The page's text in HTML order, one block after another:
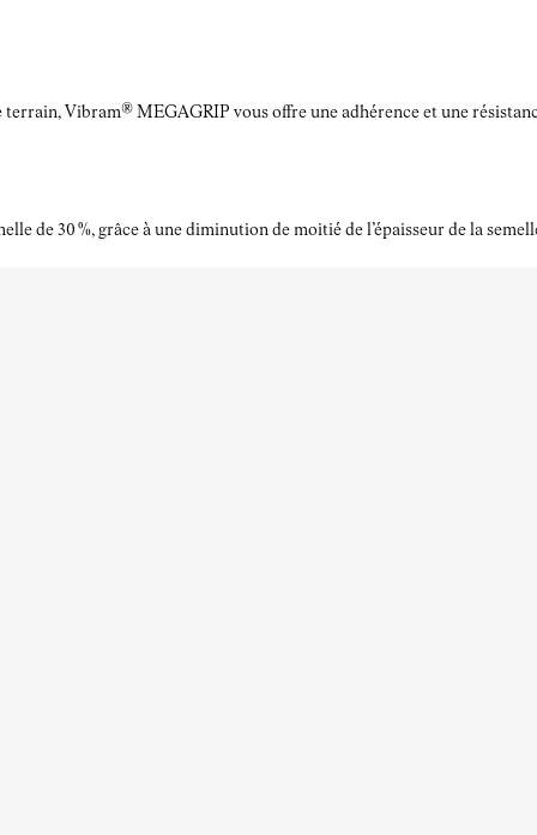
Vibram® MEGAGRIP vous offre une adhérence et une
de 30 %, grâce à une diminution de moitié de l’épaisseur de la